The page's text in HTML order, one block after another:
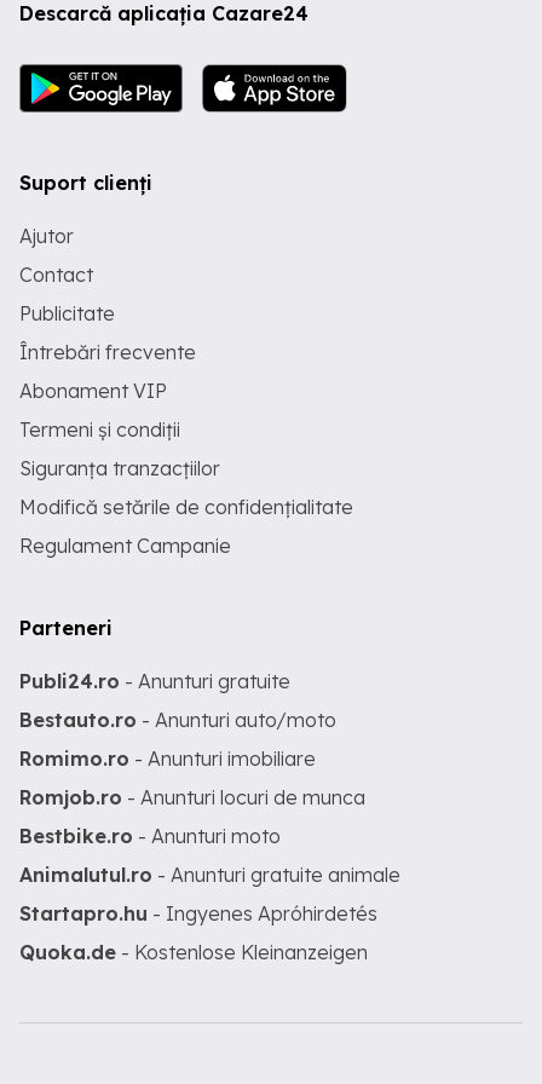
Descarcă aplicația Cazare24
Suport clienți
Ajutor
Contact
Publicitate
Întrebări frecvente
Abonament VIP
Termeni și condiții
Siguranța tranzacțiilor
Modifică setările de confidențialitate
Regulament Campanie
Parteneri
Publi24.ro - Anunturi gratuite
Bestauto.ro - Anunturi auto/moto
Romimo.ro - Anunturi imobiliare
Romjob.ro - Anunturi locuri de munca
Bestbike.ro - Anunturi moto
Animalutul.ro - Anunturi gratuite animale
Startapro.hu - Ingyenes Apróhirdetés
Quoka.de - Kostenlose Kleinanzeigen